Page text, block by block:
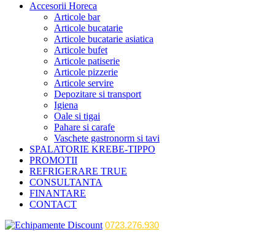
Accesorii Horeca
Articole bar
Articole bucatarie
Articole bucatarie asiatica
Articole bufet
Articole patiserie
Articole pizzerie
Articole servire
Depozitare si transport
Igiena
Oale si tigai
Pahare si carafe
Vaschete gastronorm si tavi
SPALATORIE KREBE-TIPPO
PROMOTII
REFRIGERARE TRUE
CONSULTANTA
FINANTARE
CONTACT
0723.276.930